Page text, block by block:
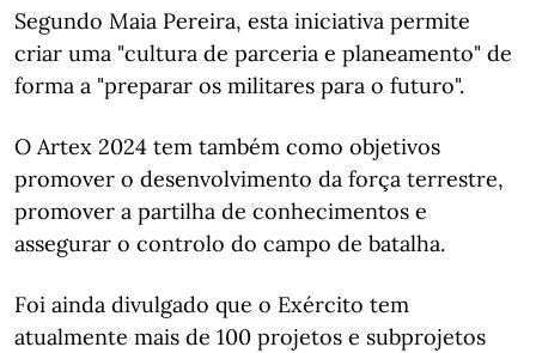
Segundo Maia Pereira, esta iniciativa permite
criar uma "cultura de parceria e planeamento" de
forma a "preparar os militares para o futuro".
O Artex 2024 tem também como objetivos
promover o desenvolvimento da força terrestre,
promover a partilha de conhecimentos e
assegurar o controlo do campo de batalha.
Foi ainda divulgado que o Exército tem
atualmente mais de 100 projetos e subprojetos